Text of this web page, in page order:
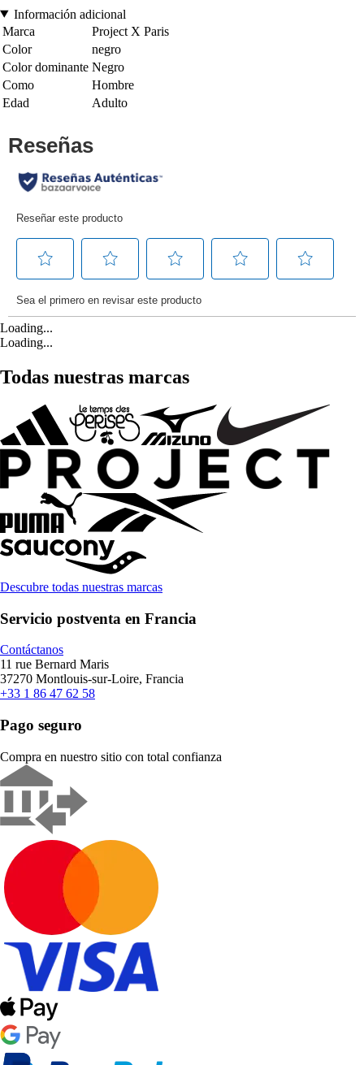
Información adicional
Marca
Project X Paris
Color
negro
Color dominante Negro
Como
Hombre
Edad
Adulto
Loading...
Loading...
Todas nuestras marcas
Descubre todas nuestras marcas
Servicio postventa en Francia
Contáctanos
11 rue Bernard Maris
37270 Montlouis-sur-Loire, Francia
+33 1 86 47 62 58
Pago seguro
Compra en nuestro sitio con total confianza